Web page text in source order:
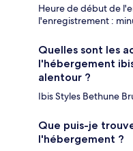
Heure de début de
l'enregistrement :
Quelles sont les
l'hébergement
alentour ?
Ibis Styles Bethune
Que puis-je
l'hébergement ?